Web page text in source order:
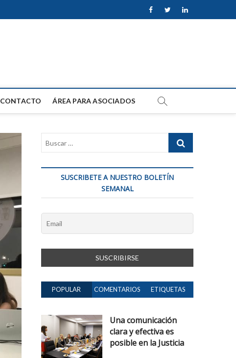
facebooktwitterlinkedin
CONTACTO ÁREA PARA ASOCIADOS
SUSCRIBETE A NUESTRO BOLETÍN
SEMANAL
POPULAR COMENTARIOS ETIQUETAS
Una comunicación
clara y efectiva es
posible en la Justicia